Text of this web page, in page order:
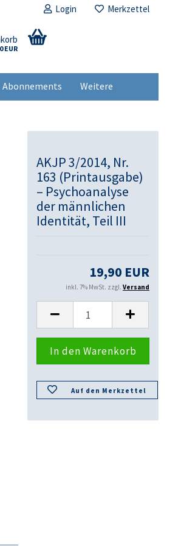
Login Merkzettel
EUR
Abonnements Weitere
AKJP 3/2014, Nr.
163 (Printausgabe)
– Psychoanalyse
der männlichen
Identität, Teil III
19,90 EUR
inkl. 7% MwSt. zzgl. Versand
Auf den Merkzettel